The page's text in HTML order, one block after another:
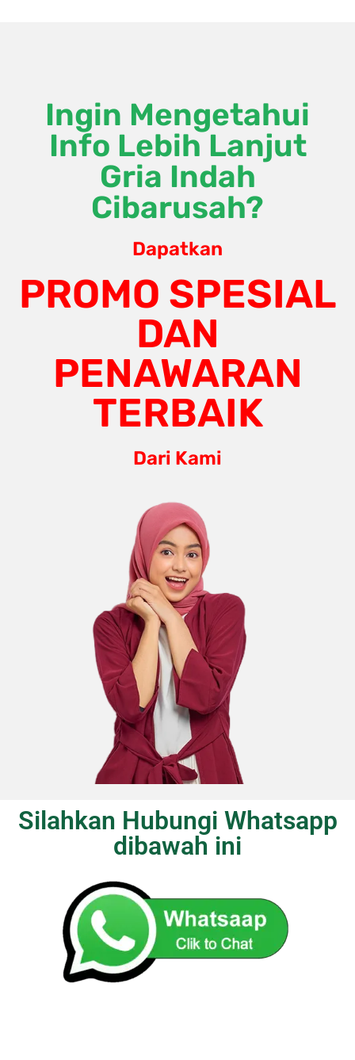
Ingin Mengetahui
Info Lebih Lanjut
Gria Indah
Cibarusah?
Dapatkan
PROMO SPESIAL
DAN
PENAWARAN
TERBAIK
Dari Kami
Silahkan Hubungi Whatsapp
dibawah ini